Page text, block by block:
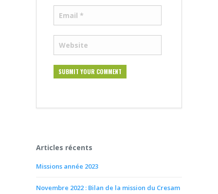
Articles récents
Missions année 2023
Novembre 2022 : Bilan de la mission du Cresam